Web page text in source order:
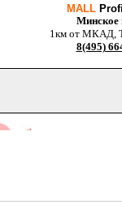
MALL
Минское
1км от МКАД,
8(495)